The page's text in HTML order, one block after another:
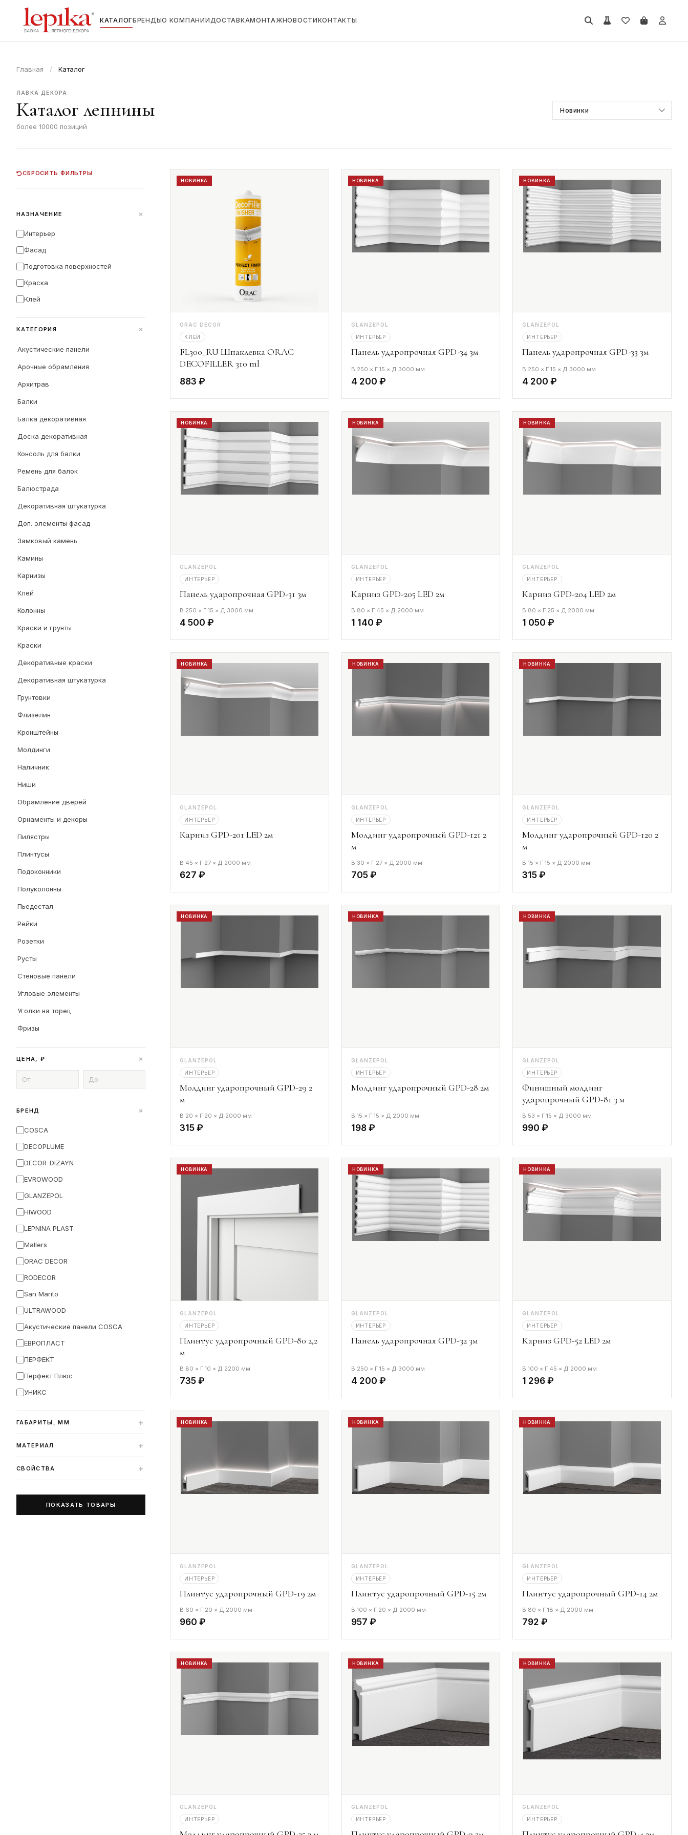
КАТАЛОГБРЕНДЫО КОМПАНИИДОСТАВКАМОНТАЖНОВОСТИКОНТАКТЫ
Главная / Каталог
ЛАВКА ДЕКОРА
Каталог лепнины
более 10000 позиций
СБРОСИТЬ ФИЛЬТРЫ
НАЗНАЧЕНИЕ +
Интерьер
Фасад
Подготовка поверхностей
Краска
Клей
КАТЕГОРИЯ +
Акустические панели
Арочные обрамления
Архитрав
Балки
Балка декоративная
Доска декоративная
Консоль для балки
Ремень для балок
Балюстрада
Декоративная штукатурка
Доп. элементы фасад
Замковый камень
Камины
Карнизы
Клей
Колонны
Краски и грунты
Краски
Декоративные краски
Декоративная штукатурка
Грунтовки
Флизелин
Кронштейны
Молдинги
Наличник
Ниши
Обрамление дверей
Орнаменты и декоры
Пилястры
Плинтусы
Подоконники
Полуколонны
Пьедестал
Рейки
Розетки
Русты
Стеновые панели
Угловые элементы
Уголки на торец
Фризы
ЦЕНА, ₽ +
БРЕНД +
COSCA
DECOPLUME
DECOR-DIZAYN
EVROWOOD
GLANZEPOL
HIWOOD
LEPNINA PLAST
Mallers
ORAC DECOR
RODECOR
San Marito
ULTRAWOOD
Акустические панели COSCA
ЕВРОПЛАСТ
ПЕРФЕКТ
Перфект Плюс
УНИКС
ГАБАРИТЫ, ММ +
МАТЕРИАЛ +
СВОЙСТВА +
ПОКАЗАТЬ ТОВАРЫ
НОВИНКА
ORAC DECOR
КЛЕЙ
FL300_RU Шпаклевка ORAC
DECOFILLER 310 ml
883 ₽
НОВИНКА
GLANZEPOL
ИНТЕРЬЕР
Панель ударопрочная GPD-34 3м
В 250 × Г 15 × Д 3000 мм
4 200 ₽
НОВИНКА
GLANZEPOL
ИНТЕРЬЕР
Панель ударопрочная GPD-33 3м
В 250 × Г 15 × Д 3000 мм
4 200 ₽
НОВИНКА
GLANZEPOL
ИНТЕРЬЕР
Панель ударопрочная GPD-31 3м
В 250 × Г 15 × Д 3000 мм
4 500 ₽
НОВИНКА
GLANZEPOL
ИНТЕРЬЕР
Карниз GPD-205 LED 2м
В 80 × Г 45 × Д 2000 мм
1 140 ₽
НОВИНКА
GLANZEPOL
ИНТЕРЬЕР
Карниз GPD-204 LED 2м
В 80 × Г 25 × Д 2000 мм
1 050 ₽
НОВИНКА
GLANZEPOL
ИНТЕРЬЕР
Карниз GPD-201 LED 2м
В 45 × Г 27 × Д 2000 мм
627 ₽
НОВИНКА
GLANZEPOL
ИНТЕРЬЕР
Молдинг ударопрочный GPD-121 2
м
В 30 × Г 27 × Д 2000 мм
705 ₽
НОВИНКА
GLANZEPOL
ИНТЕРЬЕР
Молдинг ударопрочный GPD-120 2
м
В 15 × Г 15 × Д 2000 мм
315 ₽
НОВИНКА
GLANZEPOL
ИНТЕРЬЕР
Молдинг ударопрочный GPD-29 2
м
В 20 × Г 20 × Д 2000 мм
315 ₽
НОВИНКА
GLANZEPOL
ИНТЕРЬЕР
Молдинг ударопрочный GPD-28 2м
В 15 × Г 15 × Д 2000 мм
198 ₽
НОВИНКА
GLANZEPOL
ИНТЕРЬЕР
Финишный молдинг
ударопрочный GPD-81 3 м
В 53 × Г 15 × Д 3000 мм
990 ₽
НОВИНКА
GLANZEPOL
ИНТЕРЬЕР
Плинтус ударопрочный GPD-80 2,2
м
В 80 × Г 10 × Д 2200 мм
735 ₽
НОВИНКА
GLANZEPOL
ИНТЕРЬЕР
Панель ударопрочная GPD-32 3м
В 250 × Г 15 × Д 3000 мм
4 200 ₽
НОВИНКА
GLANZEPOL
ИНТЕРЬЕР
Карниз GPD-52 LED 2м
В 100 × Г 45 × Д 2000 мм
1 296 ₽
НОВИНКА
GLANZEPOL
ИНТЕРЬЕР
Плинтус ударопрочный GPD-19 2м
В 60 × Г 20 × Д 2000 мм
960 ₽
НОВИНКА
GLANZEPOL
ИНТЕРЬЕР
Плинтус ударопрочный GPD-15 2м
В 100 × Г 20 × Д 2000 мм
957 ₽
НОВИНКА
GLANZEPOL
ИНТЕРЬЕР
Плинтус ударопрочный GPD-14 2м
В 80 × Г 18 × Д 2000 мм
792 ₽
НОВИНКА
GLANZEPOL
ИНТЕРЬЕР
НОВИНКА
GLANZEPOL
ИНТЕРЬЕР
НОВИНКА
GLANZEPOL
ИНТЕРЬЕР